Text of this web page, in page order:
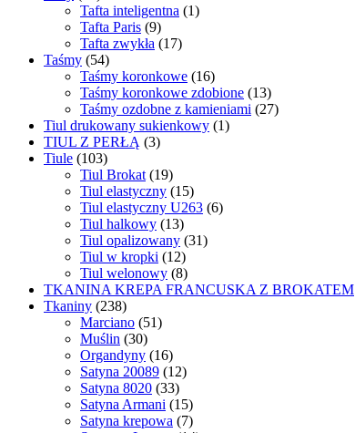
Tafta inteligentna (1)
Tafta Paris (9)
Tafta zwykła (17)
Taśmy (54)
Taśmy koronkowe (16)
Taśmy koronkowe zdobione (13)
Taśmy ozdobne z kamieniami (27)
Tiul drukowany sukienkowy (1)
TIUL Z PERŁĄ (3)
Tiule (103)
Tiul Brokat (19)
Tiul elastyczny (15)
Tiul elastyczny U263 (6)
Tiul halkowy (13)
Tiul opalizowany (31)
Tiul w kropki (12)
Tiul welonowy (8)
TKANINA KREPA FRANCUSKA Z BROKATEM
Tkaniny (238)
Marciano (51)
Muślin (30)
Organdyny (16)
Satyna 20089 (12)
Satyna 8020 (33)
Satyna Armani (15)
Satyna krepowa (7)